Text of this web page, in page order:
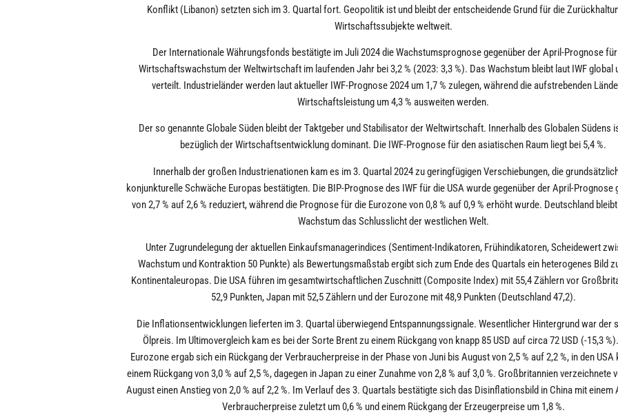
Konflikt (Libanon) setzten sich im 3. Quartal fort. Geopolitik ist und bleibt der entscheidende Grund für die
Wirtschaftssubjekte weltweit.
Der Internationale Währungsfonds bestätigte im Juli 2024 die Wachstumsprognose gegenüber der April-Prognose
Wirtschaftswachstum der Weltwirtschaft im laufenden Jahr bei 3,2 % (2023: 3,3 %). Das Wachstum bleibt laut IWF global
verteilt. Industrieländer werden laut aktueller IWF-Prognose 2024 um 1,7 % zulegen, während die aufstrebenden
Wirtschaftsleistung um 4,3 % ausweiten werden.
Der so genannte Globale Süden bleibt der Taktgeber und Stabilisator der Weltwirtschaft. Innerhalb des Globalen Südens
bezüglich der Wirtschaftsentwicklung dominant. Die IWF-Prognose für den asiatischen Raum liegt bei 5,4 %.
Innerhalb der großen Industrienationen kam es im 3. Quartal 2024 zu geringfügigen Verschiebungen, die
konjunkturelle Schwäche Europas bestätigten. Die BIP-Prognose des IWF für die USA wurde gegenüber der April-Prognose
von 2,7 % auf 2,6 % reduziert, während die Prognose für die Eurozone von 0,8 % auf 0,9 % erhöht wurde. Deutschland
Wachstum das Schlusslicht der westlichen Welt.
Unter Zugrundelegung der aktuellen Einkaufsmanagerindices (Sentiment-Indikatoren, Frühindikatoren, Scheidewert
Wachstum und Kontraktion 50 Punkte) als Bewertungsmaßstab ergibt sich zum Ende des Quartals ein heterogenes Bild
Kontinentaleuropas. Die USA führen im gesamtwirtschaftlichen Zuschnitt (Composite Index) mit 55,4 Zählern vor
52,9 Punkten, Japan mit 52,5 Zählern und der Eurozone mit 48,9 Punkten (Deutschland 47,2).
Die Inflationsentwicklungen lieferten im 3. Quartal überwiegend Entspannungssignale. Wesentlicher Hintergrund war der
Ölpreis. Im Ultimovergleich kam es bei der Sorte Brent zu einem Rückgang von knapp 85 USD auf circa 72 USD (-15,3
Eurozone ergab sich ein Rückgang der Verbraucherpreise in der Phase von Juni bis August von 2,5 % auf 2,2 %, in den USA
einem Rückgang von 3,0 % auf 2,5 %, dagegen in Japan zu einer Zunahme von 2,8 % auf 3,0 %. Großbritannien verzeichnete
August einen Anstieg von 2,0 % auf 2,2 %. Im Verlauf des 3. Quartals bestätigte sich das Disinflationsbild in China mit einem
Verbraucherpreise zuletzt um 0,6 % und einem Rückgang der Erzeugerpreise um 1,8 %.